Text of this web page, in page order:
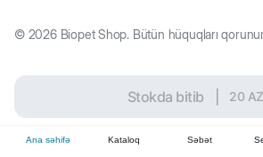
Stokda bitib 20
© 2026Biopet Shop. Bütün hüquqları
Ana səhifə Kataloq Səbət